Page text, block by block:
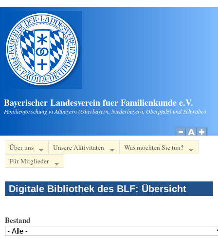
Direkt zum Inhalt
Bayerischer Landesverein fuer Familienkunde e.V.
Familienforschung in Altbayern (Oberbayern, Niederbayern, Oberpfalz) und Schwaben
Über uns Unsere Aktivitäten
Was möchten Sie tun?
Für Mitglieder
Digitale Bibliothek des BLF: Übersicht
Bestand